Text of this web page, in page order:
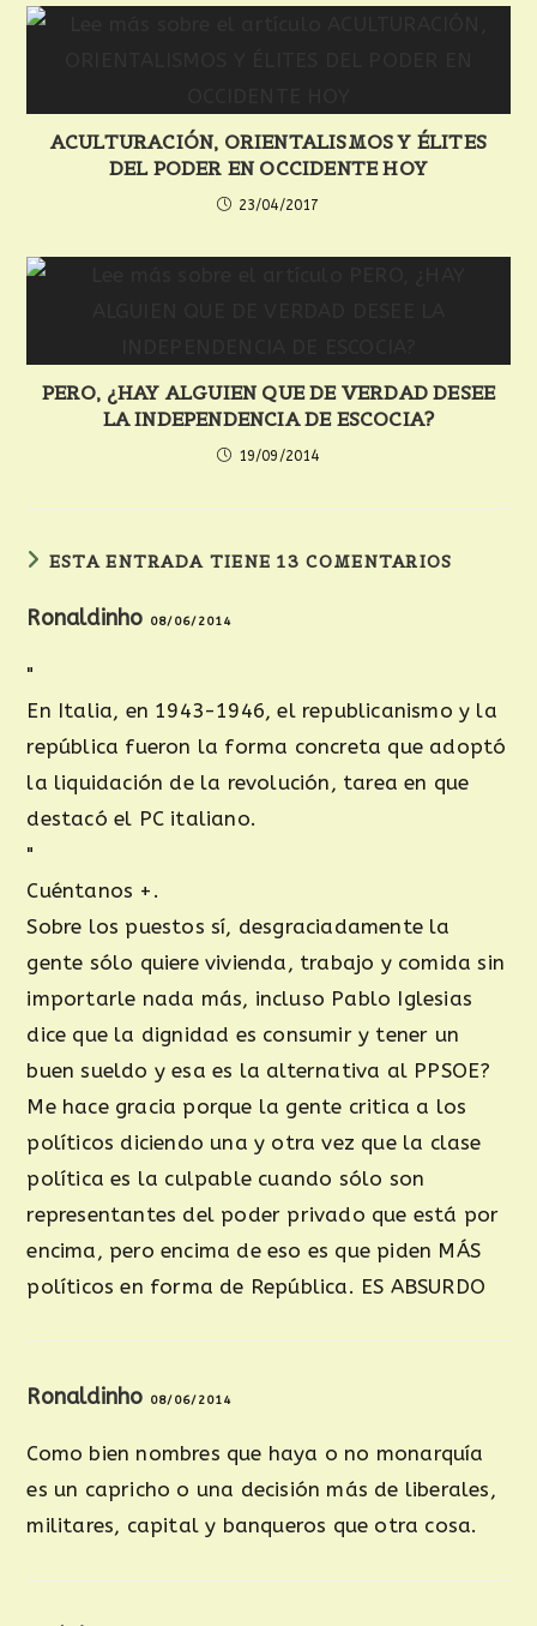
ACULTURACIÓN, ORIENTALISMOS Y ÉLITES
DEL PODER EN OCCIDENTE HOY
23/04/2017
PERO, ¿HAY ALGUIEN QUE DE VERDAD DESEE
LA INDEPENDENCIA DE ESCOCIA?
19/09/2014
ESTA ENTRADA TIENE 13 COMENTARIOS
Ronaldinho 08/06/2014
"
En Italia, en 1943-1946, el republicanismo y la
república fueron la forma concreta que adoptó
la liquidación de la revolución, tarea en que
destacó el PC italiano.
"
Cuéntanos +.
Sobre los puestos sí, desgraciadamente la
gente sólo quiere vivienda, trabajo y comida sin
importarle nada más, incluso Pablo Iglesias
dice que la dignidad es consumir y tener un
buen sueldo y esa es la alternativa al PPSOE?
Me hace gracia porque la gente critica a los
políticos diciendo una y otra vez que la clase
política es la culpable cuando sólo son
representantes del poder privado que está por
encima, pero encima de eso es que piden MÁS
políticos en forma de República. ES ABSURDO
Ronaldinho 08/06/2014
Como bien nombres que haya o no monarquía
es un capricho o una decisión más de liberales,
militares, capital y banqueros que otra cosa.